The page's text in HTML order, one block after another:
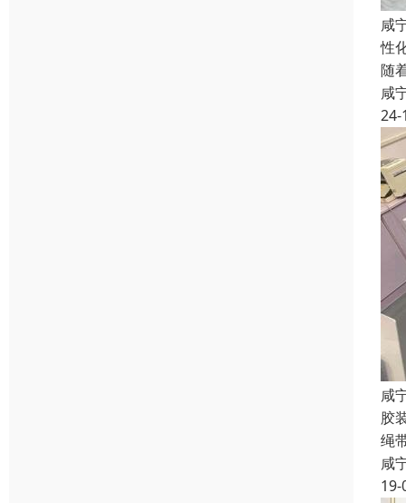
咸
性
随
咸
24-
咸
胶
绳
咸
19-